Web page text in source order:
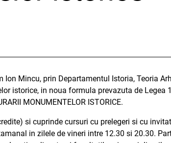
Ion Mincu, prin Departamentul Istoria, Teoria
istorice, in noua formula prevazuta de
MONUMENTELOR ISTORICE.
si cuprinde cursuri cu prelegeri si cu
in zilele de vineri intre 12.30 si 20.30.